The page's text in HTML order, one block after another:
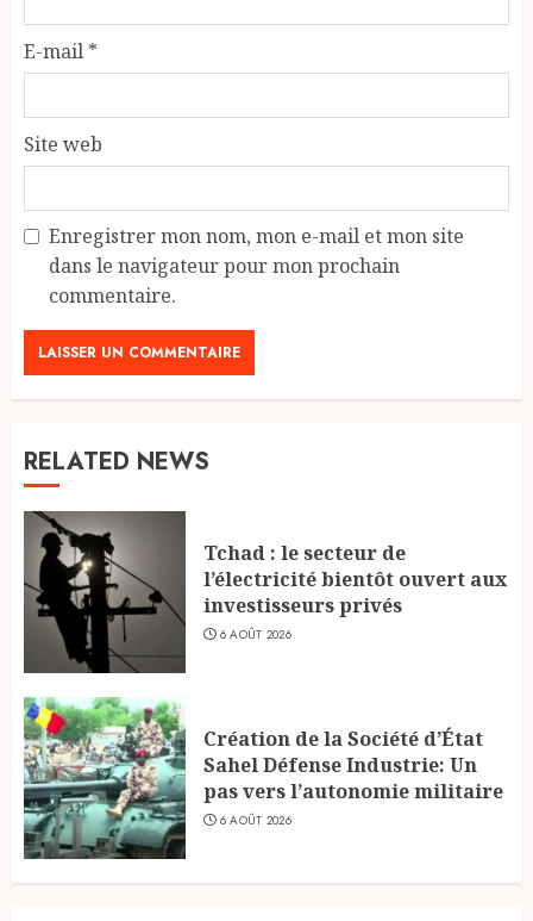
E-mail *
Site web
Enregistrer mon nom, mon e-mail et mon site
dans le navigateur pour mon prochain
commentaire.
RELATED NEWS
Tchad : le secteur de
l’électricité bientôt ouvert aux
investisseurs privés
6 AOÛT 2026
Création de la Société d’État
Sahel Défense Industrie: Un
pas vers l’autonomie militaire
6 AOÛT 2026